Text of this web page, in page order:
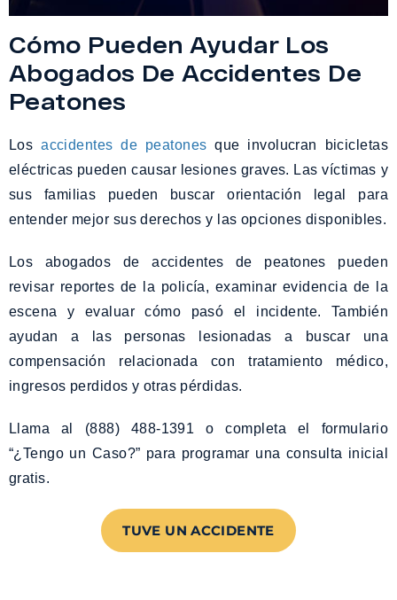
Cómo Pueden Ayudar Los
Abogados De Accidentes De
Peatones
Losaccidentes de peatones que involucran bicicletas
eléctricas pueden causar lesiones graves. Las víctimas y
sus familias pueden buscar orientación legal para
entender mejor sus derechos y las opciones disponibles.
Los abogados de accidentes de peatones pueden
revisar reportes de la policía, examinar evidencia de la
escena y evaluar cómo pasó el incidente. También
ayudan a las personas lesionadas a buscar una
compensación relacionada con tratamiento médico,
ingresos perdidos y otras pérdidas.
Llama al (888) 488-1391 o completa el formulario
“¿Tengo un Caso?” para programar una consulta inicial
gratis.
TUVE UN ACCIDENTE